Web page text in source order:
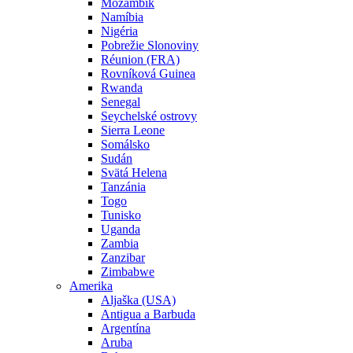
Mozambik
Namíbia
Nigéria
Pobrežie Slonoviny
Réunion (FRA)
Rovníková Guinea
Rwanda
Senegal
Seychelské ostrovy
Sierra Leone
Somálsko
Sudán
Svätá Helena
Tanzánia
Togo
Tunisko
Uganda
Zambia
Zanzibar
Zimbabwe
Amerika
Aljaška (USA)
Antigua a Barbuda
Argentína
Aruba